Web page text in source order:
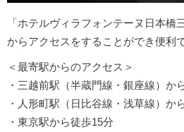
「ホテルヴィラフォンテーヌ日本橋
からアクセスをすることができ便利で
＜最寄駅からのアクセス＞
・三越前駅（半蔵門線・銀座線）か
・人形町駅（日比谷線・浅草線）か
・東京駅から徒歩15分